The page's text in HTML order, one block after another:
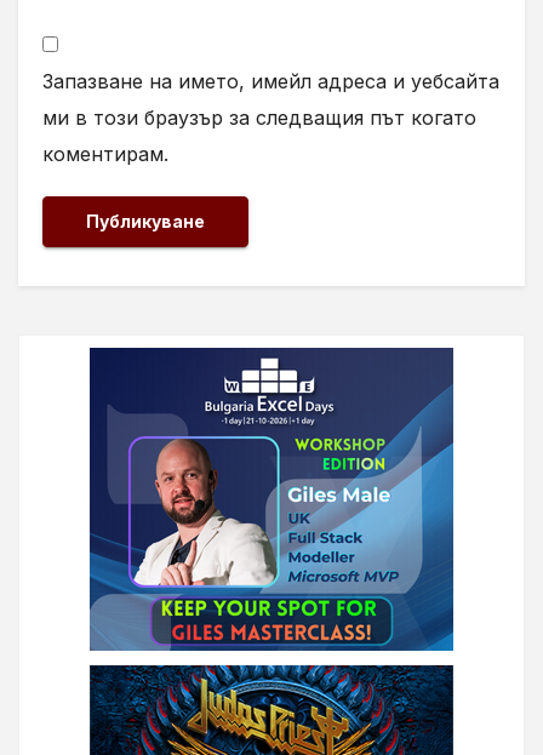
Запазване на името, имейл адреса и уебсайта
ми в този браузър за следващия път когато
коментирам.